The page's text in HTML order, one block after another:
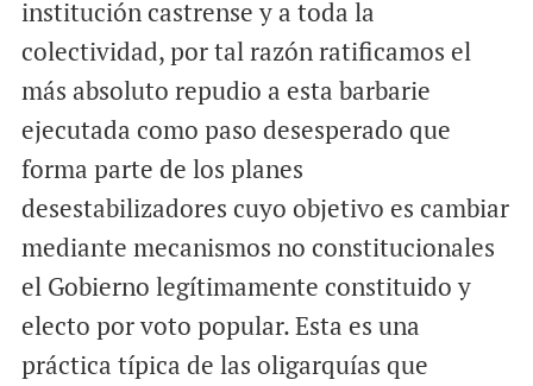
institución castrense y a toda la
colectividad, por tal razón ratificamos el
más absoluto repudio a esta barbarie
ejecutada como paso desesperado que
forma parte de los planes
desestabilizadores cuyo objetivo es cambiar
mediante mecanismos no constitucionales
el Gobierno legítimamente constituido y
electo por voto popular. Esta es una
práctica típica de las oligarquías que